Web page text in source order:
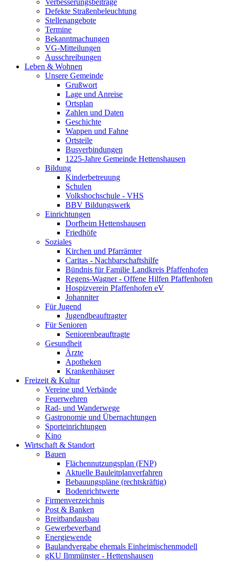
Verbesserungsbeiträge
Defekte Straßenbeleuchtung
Stellenangebote
Termine
Bekanntmachungen
VG-Mitteilungen
Ausschreibungen
Leben & Wohnen
Unsere Gemeinde
Grußwort
Lage und Anreise
Ortsplan
Zahlen und Daten
Geschichte
Wappen und Fahne
Ortsteile
Busverbindungen
1225-Jahre Gemeinde Hettenshausen
Bildung
Kinderbetreuung
Schulen
Volkshochschule - VHS
BBV Bildungswerk
Einrichtungen
Dorfheim Hettenshausen
Friedhöfe
Soziales
Kirchen und Pfarrämter
Caritas - Nachbarschaftshilfe
Bündnis für Familie Landkreis Pfaffenhofen
Regens-Wagner - Offene Hilfen Pfaffenhofen
Hospizverein Pfaffenhofen eV
Johanniter
Für Jugend
Jugendbeauftragter
Für Senioren
Seniorenbeauftragte
Gesundheit
Ärzte
Apotheken
Krankenhäuser
Freizeit & Kultur
Vereine und Verbände
Feuerwehren
Rad- und Wanderwege
Gastronomie und Übernachtungen
Sporteinrichtungen
Kino
Wirtschaft & Standort
Bauen
Flächennutzungsplan (FNP)
Aktuelle Bauleitplanverfahren
Bebauungspläne (rechtskräftig)
Bodenrichtwerte
Firmenverzeichnis
Post & Banken
Breitbandausbau
Gewerbeverband
Energiewende
Baulandvergabe ehemals Einheimischenmodell
gKU Ilmmünster - Hettenshausen